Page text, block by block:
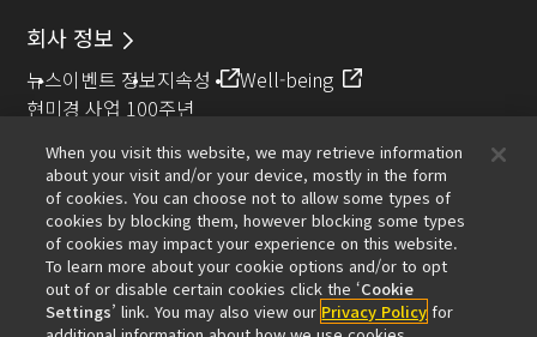
회사 정보
뉴스이벤트 정보지속성
Well-being
현미경 사업 100주년
추천 링크
대물렌즈 셀렉터 Resolution CalculatorPubScopeOEM
Nikon Small World
MicroscopyU
기타 니콘 제품
카메라 및 쌍안경 관련 제품 산업용 계측 제품
When you visit this website, we may retrieve information
about your visit and/or your device, mostly in the form
of cookies. You can choose not to allow some types of
cookies by blocking them, however blocking some types
of cookies may impact your experience on this website.
To learn more about your cookie options and/or to opt
out of or disable certain cookies click the ‘Cookie
Settings’ link. You may also view our Privacy Policy for